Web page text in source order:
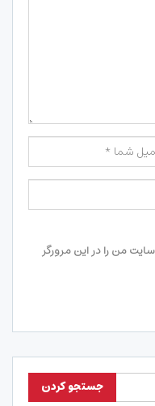
من را در این مرورگر